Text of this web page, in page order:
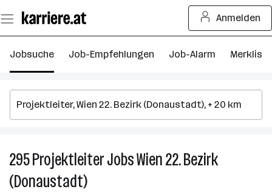
Seiteninhalt
springen
Anmelden
Jobsuche Job-Empfehlungen Job-Alarm Merkliste
295ProjektleiterJobsWien 22. Bezirk
(Donaustadt)